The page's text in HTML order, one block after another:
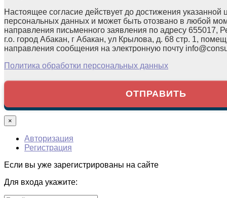
Настоящее согласие действует до достижения указанной
персональных данных и может быть отозвано в любой
направления письменного заявления по адресу 655017,
г.о. город Абакан, г Абакан, ул Крылова, д. 68 стр. 1,
направления сообщения на электронную почту
Политика обработки персональных данных
×
Авторизация
Регистрация
Если вы уже зарегистрированы на сайте
Для входа укажите: